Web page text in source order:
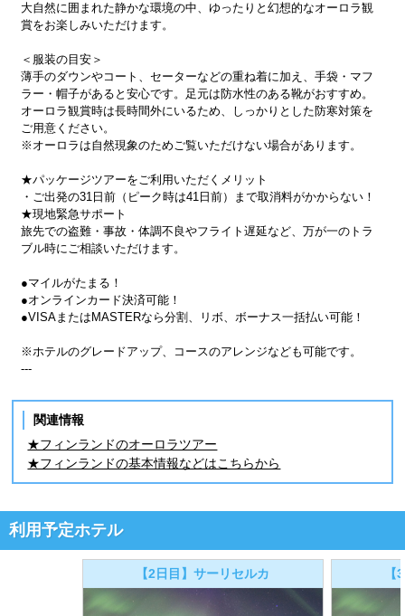
大自然に囲まれた静かな環境の中、ゆったりと幻想的なオーロラ観
賞をお楽しみいただけます。
＜服装の目安＞
薄手のダウンやコート、セーターなどの重ね着に加え、手袋・マフ
ラー・帽子があると安心です。足元は防水性のある靴がおすすめ。
オーロラ観賞時は長時間外にいるため、しっかりとした防寒対策を
ご用意ください。
※オーロラは自然現象のためご覧いただけない場合があります。
★パッケージツアーをご利用いただくメリット
・ご出発の31日前（ピーク時は41日前）まで取消料がかからない！
★現地緊急サポート
旅先での盗難・事故・体調不良やフライト遅延など、万が一のトラ
ブル時にご相談いただけます。
●マイルがたまる！
●オンラインカード決済可能！
●VISAまたはMASTERなら分割、リボ、ボーナス一括払い可能！
※ホテルのグレードアップ、コースのアレンジなども可能です。
---
関連情報
★フィンランドのオーロラツアー
★フィンランドの基本情報などはこちらから
利用予定ホテル
【2日目】サーリセルカ